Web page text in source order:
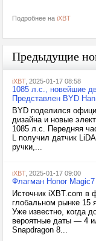
Подробнее на iXBT
Предыдущие
iXBT, 2025-01-17 08:58
1085 л.с., новейшие
Представлен BYD
BYD поделился
дизайна и новые
1085 л.с. Передняя
L получил датчик
ручки,...
iXBT, 2025-01-17 09:00
Флагман Honor
Источник iXBT.com в
глобальном рынке 15
Уже известно, когда
вероятные даты — 4
Snapdragon 8...